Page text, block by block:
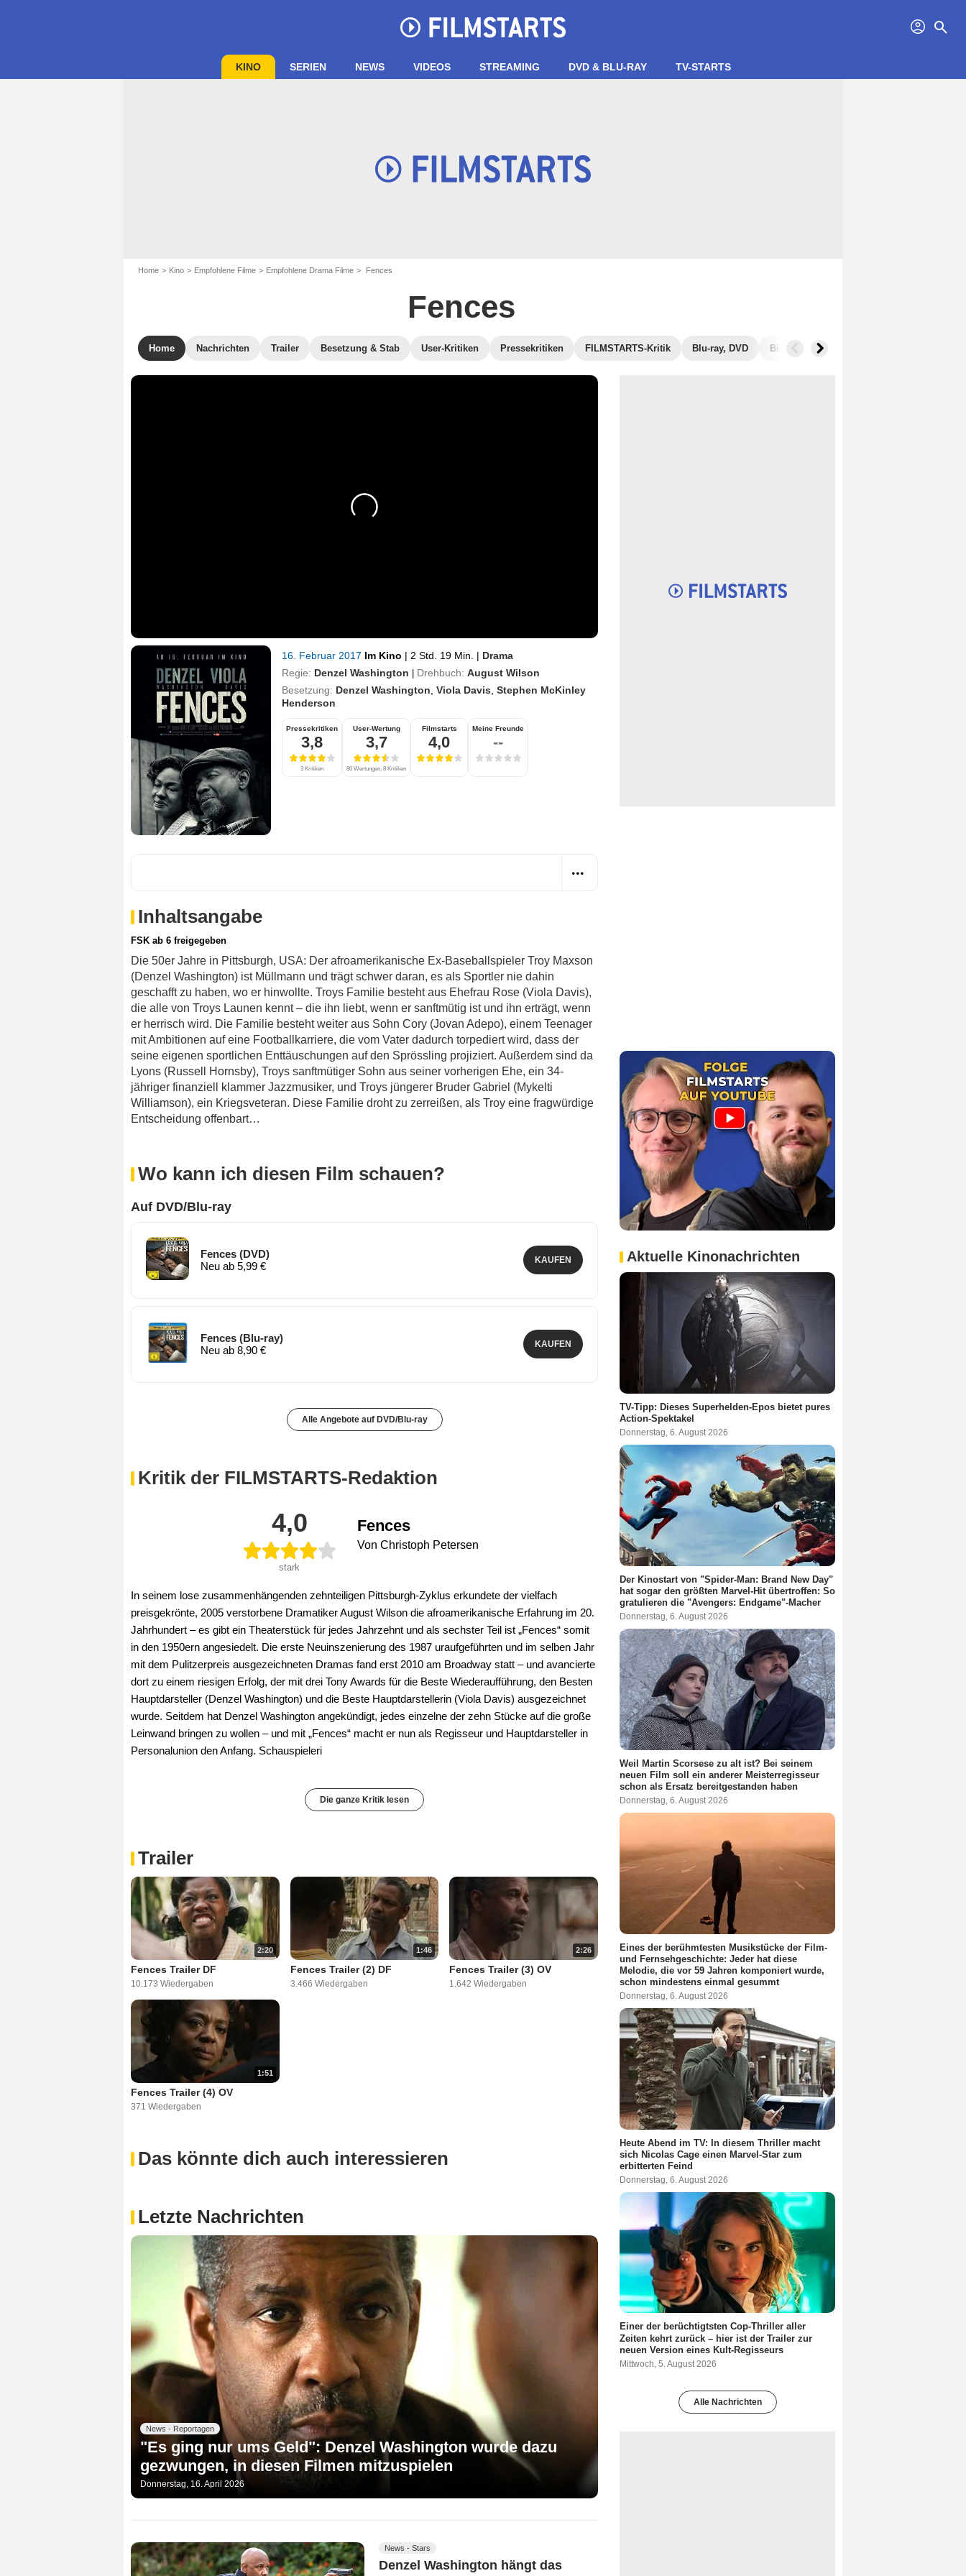
profil search
KINO SERIEN NEWS VIDEOS STREAMING DVD & BLU-RAY TV-STARTS
Home Kino Empfohlene Filme Empfohlene Drama Filme Fences
Fences
Home Nachrichten Trailer Besetzung & Stab User-Kritiken Pressekritiken FILMSTARTS-Kritik Blu-ray, DVD Bilder Musik
16. Februar 2017 Im Kino | 2 Std. 19 Min. | Drama
Regie: Denzel Washington | Drehbuch: August Wilson
Besetzung: Denzel Washington Viola Davis Stephen McKinley
Henderson
Pressekritiken
3,8
3 Kritiken
User-Wertung
3,7
80 Wertungen, 8 Kritiken
Filmstarts
4,0
Meine Freunde
--
Inhaltsangabe
FSK ab 6 freigegeben
Die 50er Jahre in Pittsburgh, USA: Der afroamerikanische Ex-Baseballspieler Troy Maxson
(Denzel Washington) ist Müllmann und trägt schwer daran, es als Sportler nie dahin
geschafft zu haben, wo er hinwollte. Troys Familie besteht aus Ehefrau Rose (Viola Davis),
die alle von Troys Launen kennt – die ihn liebt, wenn er sanftmütig ist und ihn erträgt, wenn
er herrisch wird. Die Familie besteht weiter aus Sohn Cory (Jovan Adepo), einem Teenager
mit Ambitionen auf eine Footballkarriere, die vom Vater dadurch torpediert wird, dass der
seine eigenen sportlichen Enttäuschungen auf den Sprössling projiziert. Außerdem sind da
Lyons (Russell Hornsby), Troys sanftmütiger Sohn aus seiner vorherigen Ehe, ein 34-
jähriger finanziell klammer Jazzmusiker, und Troys jüngerer Bruder Gabriel (Mykelti
Williamson), ein Kriegsveteran. Diese Familie droht zu zerreißen, als Troy eine fragwürdige
Entscheidung offenbart…
Wo kann ich diesen Film schauen?
Auf DVD/Blu-ray
Fences (DVD)
Neu ab 5,99 €
KAUFEN
Fences (Blu-ray)
Neu ab 8,90 €
KAUFEN
Alle Angebote auf DVD/Blu-ray
Kritik der FILMSTARTS-Redaktion
4,0
stark
Fences
Von Christoph Petersen
In seinem lose zusammenhängenden zehnteiligen Pittsburgh-Zyklus erkundete der vielfach
preisgekrönte, 2005 verstorbene Dramatiker August Wilson die afroamerikanische Erfahrung im 20.
Jahrhundert – es gibt ein Theaterstück für jedes Jahrzehnt und als sechster Teil ist „Fences“ somit
in den 1950ern angesiedelt. Die erste Neuinszenierung des 1987 uraufgeführten und im selben Jahr
mit dem Pulitzerpreis ausgezeichneten Dramas fand erst 2010 am Broadway statt – und avancierte
dort zu einem riesigen Erfolg, der mit drei Tony Awards für die Beste Wiederaufführung, den Besten
Hauptdarsteller (Denzel Washington) und die Beste Hauptdarstellerin (Viola Davis) ausgezeichnet
wurde. Seitdem hat Denzel Washington angekündigt, jedes einzelne der zehn Stücke auf die große
Leinwand bringen zu wollen – und mit „Fences“ macht er nun als Regisseur und Hauptdarsteller in
Personalunion den Anfang. Schauspieleri
Die ganze Kritik lesen
Trailer
2:20
Fences Trailer DF
10.173 Wiedergaben
1:46
Fences Trailer (2) DF
3.466 Wiedergaben
2:26
Fences Trailer (3) OV
1.642 Wiedergaben
1:51
Fences Trailer (4) OV
371 Wiedergaben
Das könnte dich auch interessieren
Letzte Nachrichten
News - Reportagen
"Es ging nur ums Geld": Denzel Washington wurde dazu
gezwungen, in diesen Filmen mitzuspielen
Donnerstag, 16. April 2026
News - Stars
Denzel Washington hängt das
Aktuelle Kinonachrichten
TV-Tipp: Dieses Superhelden-Epos bietet pures
Action-Spektakel
Donnerstag, 6. August 2026
Der Kinostart von "Spider-Man: Brand New Day"
hat sogar den größten Marvel-Hit übertroffen: So
gratulieren die "Avengers: Endgame"-Macher
Donnerstag, 6. August 2026
Weil Martin Scorsese zu alt ist? Bei seinem
neuen Film soll ein anderer Meisterregisseur
schon als Ersatz bereitgestanden haben
Donnerstag, 6. August 2026
Eines der berühmtesten Musikstücke der Film-
und Fernsehgeschichte: Jeder hat diese
Melodie, die vor 59 Jahren komponiert wurde,
schon mindestens einmal gesummt
Donnerstag, 6. August 2026
Heute Abend im TV: In diesem Thriller macht
sich Nicolas Cage einen Marvel-Star zum
erbitterten Feind
Donnerstag, 6. August 2026
Einer der berüchtigtsten Cop-Thriller aller
Zeiten kehrt zurück – hier ist der Trailer zur
neuen Version eines Kult-Regisseurs
Mittwoch, 5. August 2026
Alle Nachrichten